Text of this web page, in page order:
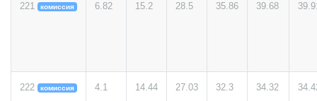
221 комиссия 6.82 15.2 28.5 35.86 39.68
222 комиссия 4.1 14.44 27.03 32.3 34.32